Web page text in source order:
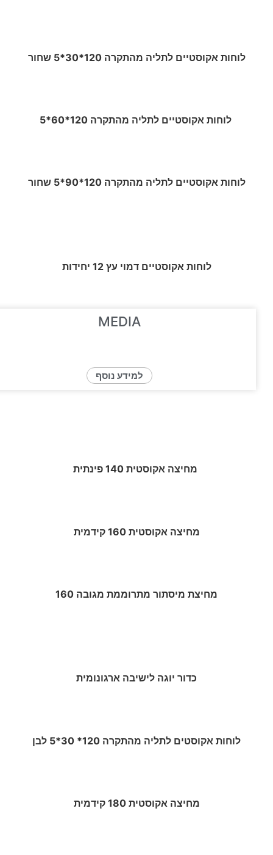
לוחות אקוסטיים לתליה מהתקרה 120*30*5 שחור
לוחות אקוסטיים לתליה מהתקרה 120*60*5
לוחות אקוסטיים לתליה מהתקרה 120*90*5 שחור
לוחות אקוסטיים דמוי עץ 12 יחידות
MEDIA
למידע נוסף
מחיצה אקוסטית 140 פינתית
מחיצה אקוסטית 160 קידמית
מחיצת מיסתור מתרוממת מגובה 160
כדור יוגה לישיבה ארגונומית
לוחות אקוסטים לתליה מהתקרה 120* 30*5 לבן
מחיצה אקוסטית 180 קידמית